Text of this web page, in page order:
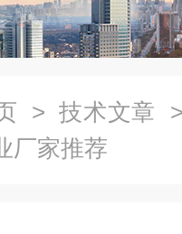
> 技术文章
厂家推荐